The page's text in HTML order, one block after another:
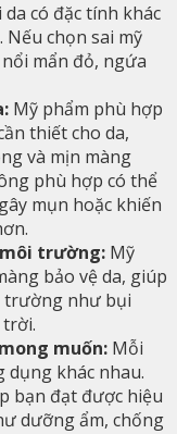
có đặc tính khác
Nếu chọn sai mỹ
mẩn đỏ, ngứa
Mỹ phẩm phù hợp
thiết cho da,
và mịn màng
phù hợp có thể
mụn hoặc khiến
môi trường: Mỹ
bảo vệ da, giúp
trường như bụi
muốn: Mỗi
dụng khác nhau.
bạn đạt được hiệu
dưỡng ẩm, chống